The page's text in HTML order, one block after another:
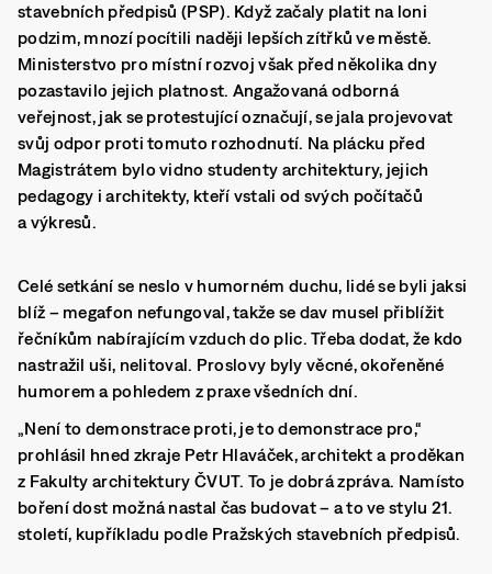
stavebních předpisů (PSP). Když začaly platit na loni
podzim, mnozí pocítili naději lepších zítřků ve městě.
Ministerstvo pro místní rozvoj však před několika dny
pozastavilo jejich platnost. Angažovaná odborná
veřejnost, jak se protestující označují, se jala projevovat
svůj odpor proti tomuto rozhodnutí. Na plácku před
Magistrátem bylo vidno studenty architektury, jejich
pedagogy i architekty, kteří vstali od svých počítačů
a výkresů.
Celé setkání se neslo v humorném duchu, lidé se byli jaksi
blíž – megafon nefungoval, takže se dav musel přiblížit
řečníkům nabírajícím vzduch do plic. Třeba dodat, že kdo
nastražil uši, nelitoval. Proslovy byly věcné, okořeněné
humorem a pohledem z praxe všedních dní.
„Není to demonstrace proti, je to demonstrace pro,“
prohlásil hned zkraje Petr Hlaváček, architekt a proděkan
z Fakulty architektury ČVUT. To je dobrá zpráva. Namísto
boření dost možná nastal čas budovat – a to ve stylu 21.
století, kupříkladu podle Pražských stavebních předpisů.